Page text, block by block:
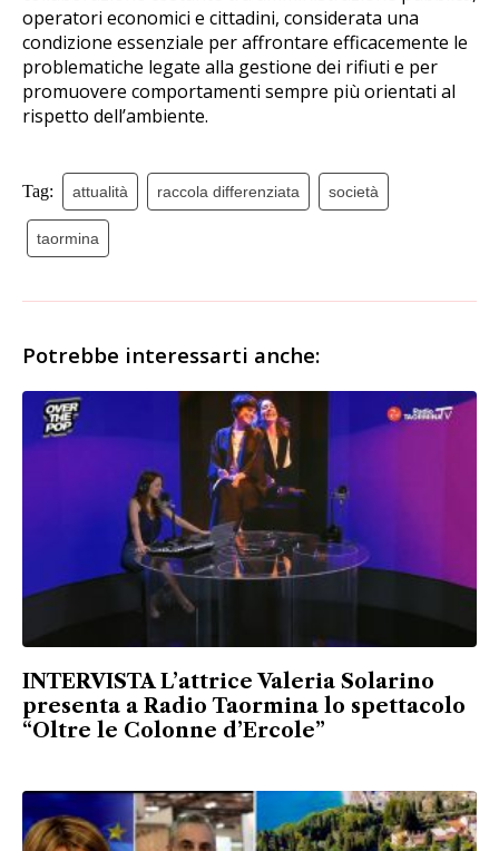
operatori economici e cittadini, considerata una
condizione essenziale per affrontare efficacemente le
problematiche legate alla gestione dei rifiuti e per
promuovere comportamenti sempre più orientati al
rispetto dell’ambiente.
Tag: attualità raccola differenziata società
taormina
Potrebbe interessarti anche:
INTERVISTA L’attrice Valeria Solarino
presenta a Radio Taormina lo spettacolo
“Oltre le Colonne d’Ercole”